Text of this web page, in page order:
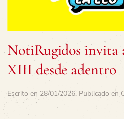
NotiRugidos invita
XIII desde adentro
Escrito en 28/01/2026. Publicado en